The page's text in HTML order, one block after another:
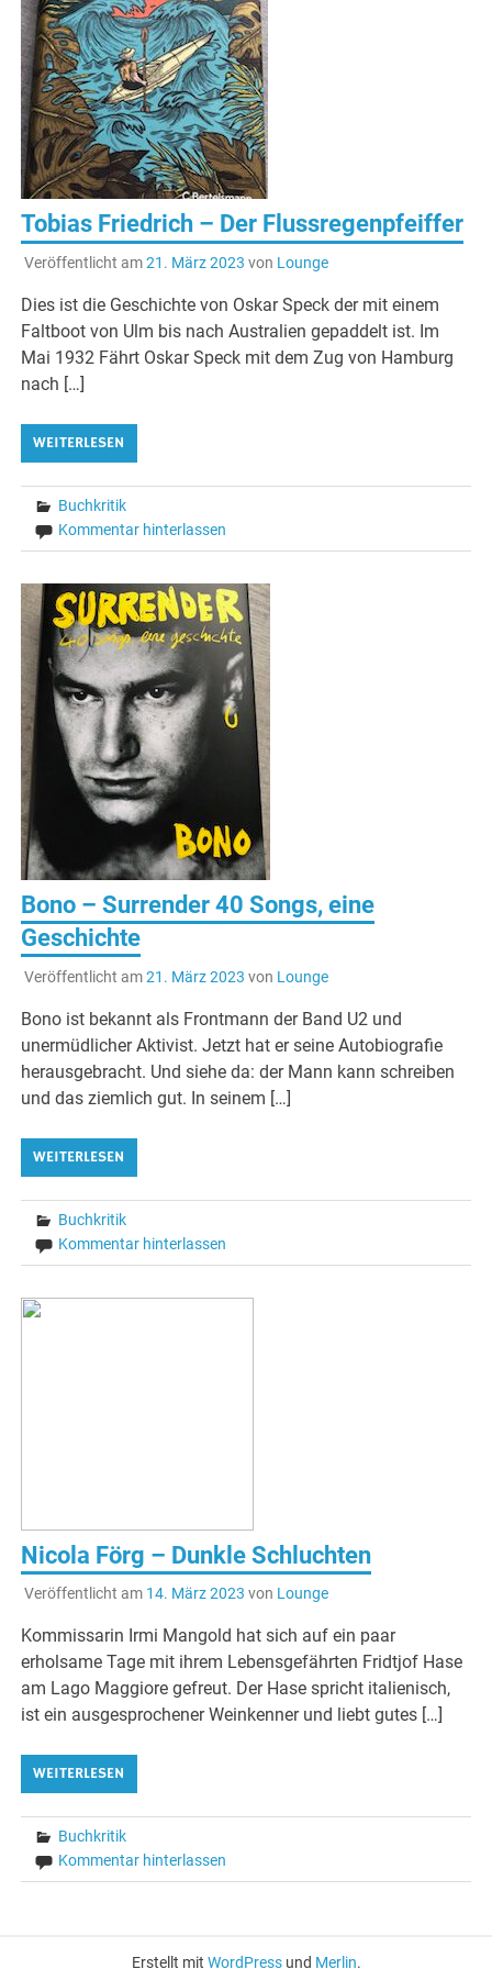
Tobias Friedrich – Der Flussregenpfeiffer
Veröffentlicht am21. März 2023 von Lounge
Dies ist die Geschichte von Oskar Speck der mit einem
Faltboot von Ulm bis nach Australien gepaddelt ist. Im
Mai 1932 Fährt Oskar Speck mit dem Zug von Hamburg
nach […]
WEITERLESEN
Buchkritik
Kommentar hinterlassen
Bono – Surrender 40 Songs, eine
Geschichte
Veröffentlicht am21. März 2023 von Lounge
Bono ist bekannt als Frontmann der Band U2 und
unermüdlicher Aktivist. Jetzt hat er seine Autobiografie
herausgebracht. Und siehe da: der Mann kann schreiben
und das ziemlich gut. In seinem […]
WEITERLESEN
Buchkritik
Kommentar hinterlassen
Nicola Förg – Dunkle Schluchten
Veröffentlicht am 14. März 2023 von Lounge
Kommissarin Irmi Mangold hat sich auf ein paar
erholsame Tage mit ihrem Lebensgefährten Fridtjof Hase
am Lago Maggiore gefreut. Der Hase spricht italienisch,
ist ein ausgesprochener Weinkenner und liebt gutes […]
WEITERLESEN
Buchkritik
Kommentar hinterlassen
Erstellt mit WordPressund Merlin.